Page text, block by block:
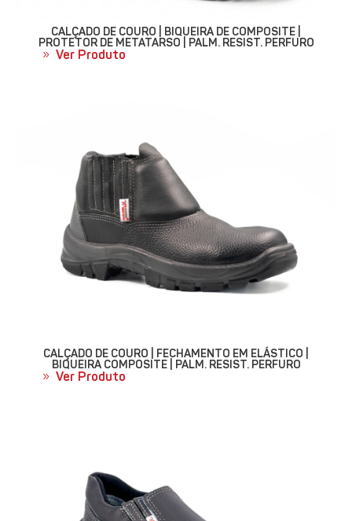
CALÇADO DE COURO | BIQUEIRA DE COMPOSITE |
PROTETOR DE METATARSO | PALM. RESIST. PERFURO
Ver Produto
CALÇADO DE COURO | FECHAMENTO EM ELÁSTICO |
BIQUEIRA COMPOSITE | PALM. RESIST. PERFURO
Ver Produto